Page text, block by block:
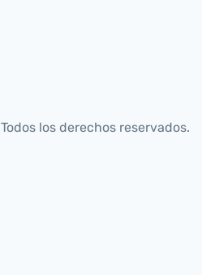
Todos los derechos reservados.